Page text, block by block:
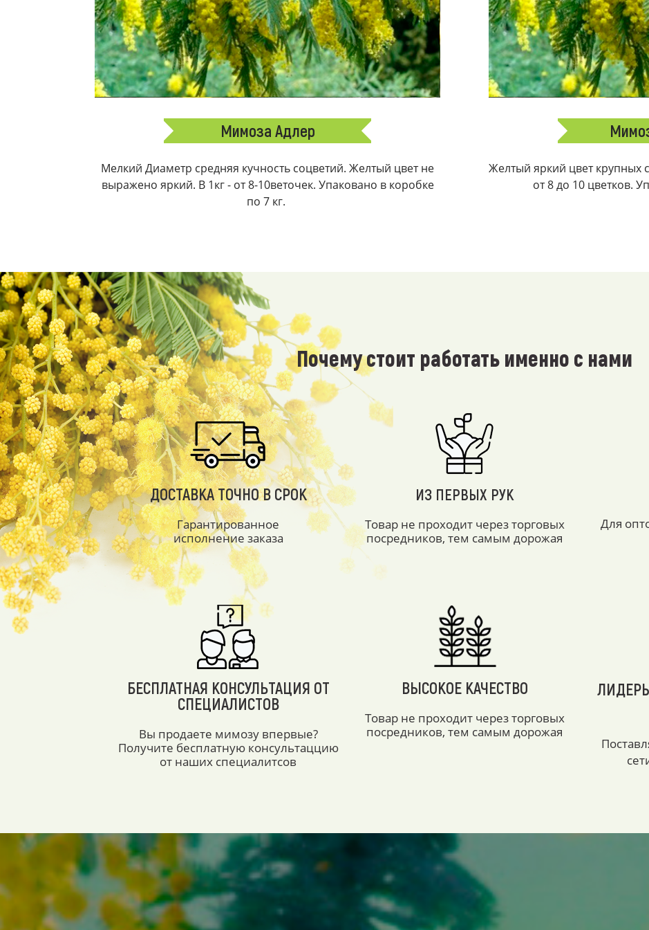
Мимоза Адлер
Мелкий Диаметр средняя кучность соцветий. Желтый цвет не
выражено яркий. В 1кг - от 8-10веточек. Упаковано в коробке
по 7 кг.
Желтый яркий цвет крупных
от 8 до 10 цветков.
Почему стоит работать именно с нами
ДОСТАВКА ТОЧНО В СРОК
Гарантированное
исполнение заказа
ИЗ ПЕРВЫХ РУК
Товар не проходит через торговых
посредников, тем самым дорожая
Для
БЕСПЛАТНАЯ КОНСУЛЬТАЦИЯ ОТ
СПЕЦИАЛИСТОВ
Вы продаете мимозу впервые?
Получите бесплатную консультаццию
от наших специалитсов
ВЫСОКОЕ КАЧЕСТВО
Товар не проходит через торговых
посредников, тем самым дорожая